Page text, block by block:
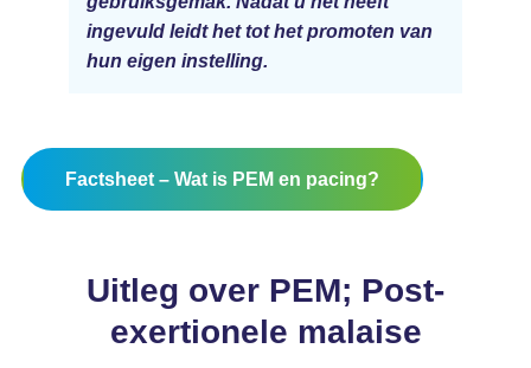
ingevuld leidt het tot het promoten van
hun eigen instelling.
Factsheet – Wat is PEM en pacing?
Uitleg over PEM; Post-
exertionele malaise